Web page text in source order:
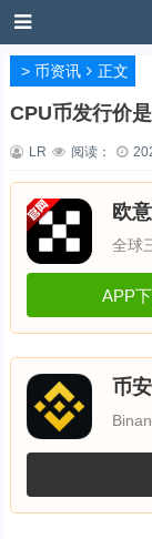
> 币资讯 正文
CPU币发行价
LR 阅读：
欧
全球
APP
币安